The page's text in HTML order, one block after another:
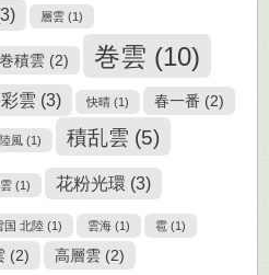
層雲 (1)
巻積雲 (2) 巻雲 (10)
彩雲 (3) 快晴 (1) 春一番 (2)
風 (1) 積乱雲 (5)
(1) 花粉光環 (3)
国 北陸 (1) 雲海 (1) 雹 (1)
(2) 高層雲 (2)